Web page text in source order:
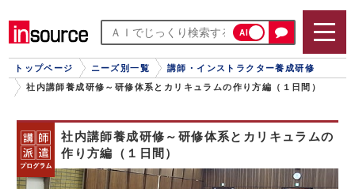
AI
トップページ ニーズ別一覧
講師・インストラクター養成研修
社内講師養成研修～研修体系とカリキュラムの作り方編（１日間）
社内講師養成研修～研修体系とカリキュラムの
作り方編（１日間）